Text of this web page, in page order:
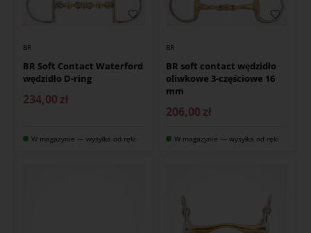
BR
BR Soft Contact Waterford
wędzidło D-ring
234,00 zł
W magazynie — wysyłka od ręki
BR
BR soft contact wędzidło
oliwkowe 3-częściowe 16
mm
206,00 zł
W magazynie — wysyłka od ręki